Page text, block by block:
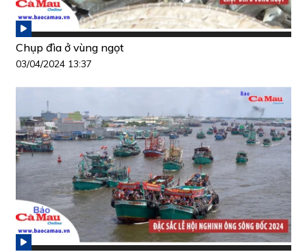
Chụp đìa ở vùng ngọt
03/04/2024 13:37